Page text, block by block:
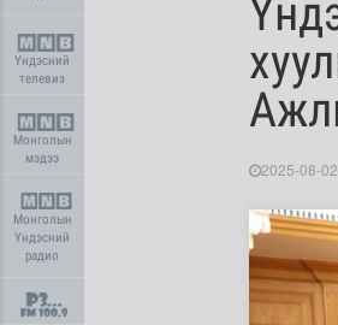
Үндэсний
телевиз
Монголын
мэдээ
Монголын
Үндэсний
радио
2025-08-